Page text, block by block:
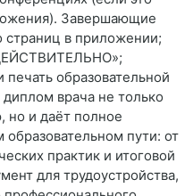
Завершающие
в приложении;
образовательной
врача не только
но и даёт полное
пути: от
практик и итоговой
для трудоустройства,